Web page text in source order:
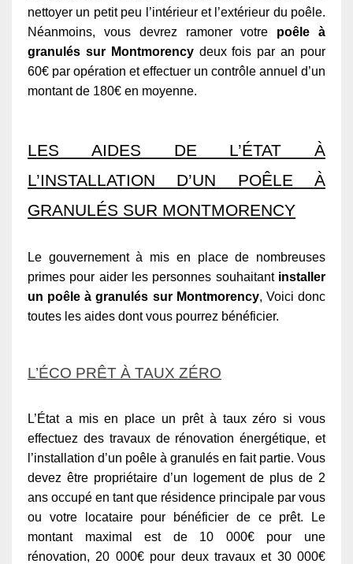
nettoyer un petit peu l’intérieur et l’extérieur du poêle.
Néanmoins, vous devrez ramoner votre poêle à
granulés sur Montmorencydeux fois par an pour
60€ par opération et effectuer un contrôle annuel d’un
montant de 180€ en moyenne.
LES AIDES DE L’ÉTAT À
L’INSTALLATION D’UN POÊLE À
GRANULÉS SUR MONTMORENCY
Le gouvernement à mis en place de nombreuses
primes pour aider les personnes souhaitant installer
un poêle à granulés sur Montmorency, Voici donc
toutes les aides dont vous pourrez bénéficier.
L’ÉCO PRÊT À TAUX ZÉRO
L’État a mis en place un prêt à taux zéro si vous
effectuez des travaux de rénovation énergétique, et
l’installation d’un poêle à granulés en fait partie. Vous
devez être propriétaire d’un logement de plus de 2
ans occupé en tant que résidence principale par vous
ou votre locataire pour bénéficier de ce prêt. Le
montant maximal est de 10 000€ pour une
rénovation, 20 000€ pour deux travaux et 30 000€